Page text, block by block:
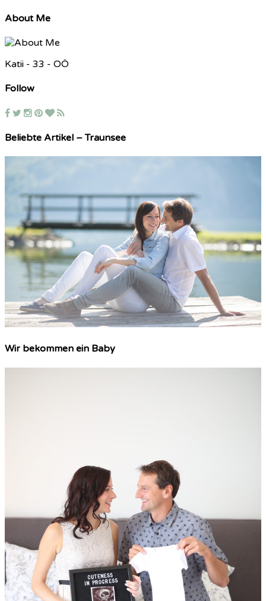
About Me
Katii - 33 - OÖ
Follow
Beliebte Artikel – Traunsee
Wir bekommen ein Baby